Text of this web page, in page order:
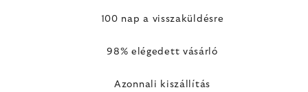
100 nap a visszaküldésre
98% elégedett vásárló
Azonnali kiszállítás